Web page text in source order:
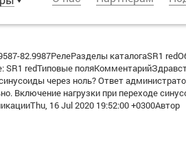
82.9987РелеРазделы каталогаSR1
SR1 redТиповые
через ноль? Ответ
Включение нагрузки при переходе
16 Jul 2020 19:52:00 +0300Автор